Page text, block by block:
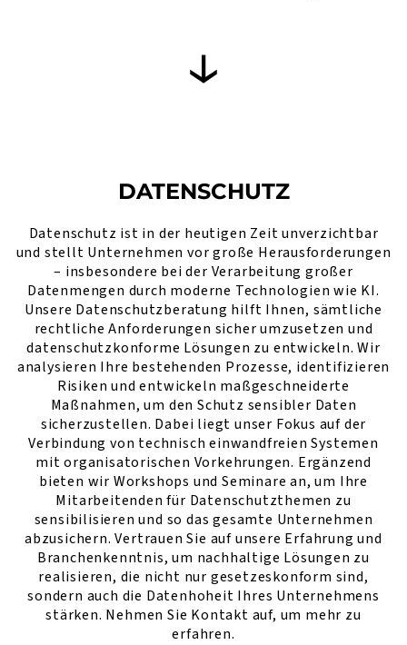
DATENSCHUTZ
Datenschutz ist in der heutigen Zeit unverzichtbar
und stellt Unternehmen vor große Herausforderungen
– insbesondere bei der Verarbeitung großer
Datenmengen durch moderne Technologien wie KI.
Unsere Datenschutzberatung hilft Ihnen, sämtliche
rechtliche Anforderungen sicher umzusetzen und
datenschutzkonforme Lösungen zu entwickeln. Wir
analysieren Ihre bestehenden Prozesse, identifizieren
Risiken und entwickeln maßgeschneiderte
Maßnahmen, um den Schutz sensibler Daten
sicherzustellen. Dabei liegt unser Fokus auf der
Verbindung von technisch einwandfreien Systemen
mit organisatorischen Vorkehrungen. Ergänzend
bieten wir Workshops und Seminare an, um Ihre
Mitarbeitenden für Datenschutzthemen zu
sensibilisieren und so das gesamte Unternehmen
abzusichern. Vertrauen Sie auf unsere Erfahrung und
Branchenkenntnis, um nachhaltige Lösungen zu
realisieren, die nicht nur gesetzeskonform sind,
sondern auch die Datenhoheit Ihres Unternehmens
stärken. Nehmen Sie Kontakt auf, um mehr zu
erfahren.